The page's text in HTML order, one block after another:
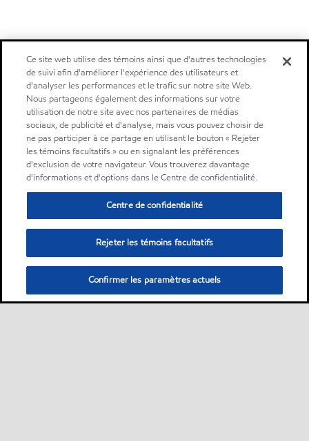
Ce site web utilise des témoins ainsi que d'autres technologies
de suivi afin d'améliorer l'expérience des utilisateurs et
d'analyser les performances et le trafic sur notre site Web.
Nous partageons également des informations sur votre
utilisation de notre site avec nos partenaires de médias
sociaux, de publicité et d'analyse, mais vous pouvez choisir de
ne pas participer à ce partage en utilisant le bouton « Rejeter
les témoins facultatifs » ou en signalant les préférences
d'exclusion de votre navigateur. Vous trouverez davantage
d'informations et d'options dans le Centre de confidentialité.
Centre de confidentialité
Rejeter les témoins facultatifs
Confirmer les paramètres actuels